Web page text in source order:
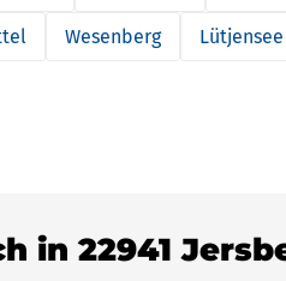
Wesenberg Lütjensee
in 22941